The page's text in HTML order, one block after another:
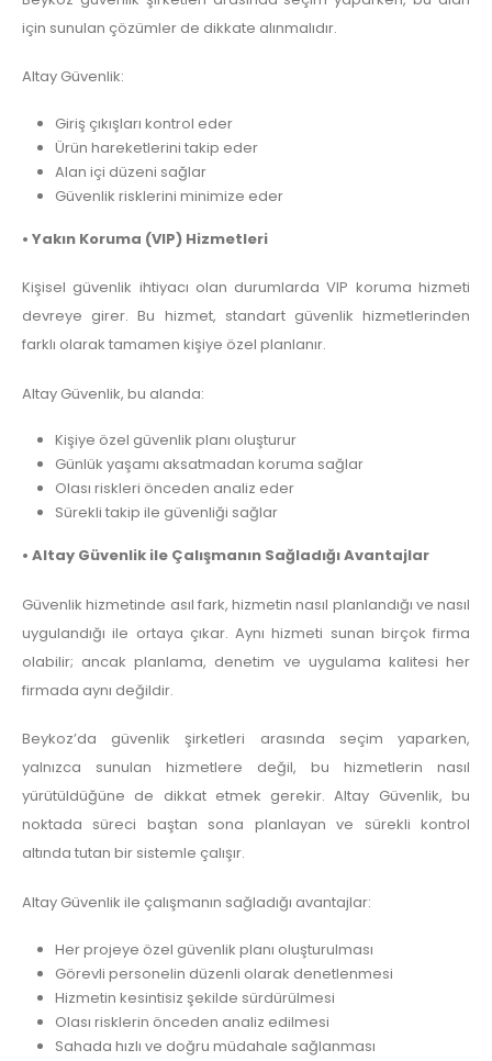
için sunulan çözümler de dikkate alınmalıdır.
Altay Güvenlik:
Giriş çıkışları kontrol eder
Ürün hareketlerini takip eder
Alan içi düzeni sağlar
Güvenlik risklerini minimize eder
• Yakın Koruma (VIP) Hizmetleri
Kişisel güvenlik ihtiyacı olan durumlarda VIP koruma hizmeti
devreye girer. Bu hizmet, standart güvenlik hizmetlerinden
farklı olarak tamamen kişiye özel planlanır.
Altay Güvenlik, bu alanda:
Kişiye özel güvenlik planı oluşturur
Günlük yaşamı aksatmadan koruma sağlar
Olası riskleri önceden analiz eder
Sürekli takip ile güvenliği sağlar
• Altay Güvenlik ile Çalışmanın Sağladığı Avantajlar
Güvenlik hizmetinde asıl fark, hizmetin nasıl planlandığı ve nasıl
uygulandığı ile ortaya çıkar. Aynı hizmeti sunan birçok firma
olabilir; ancak planlama, denetim ve uygulama kalitesi her
firmada aynı değildir.
Beykoz’da güvenlik şirketleri arasında seçim yaparken,
yalnızca sunulan hizmetlere değil, bu hizmetlerin nasıl
yürütüldüğüne de dikkat etmek gerekir. Altay Güvenlik, bu
noktada süreci baştan sona planlayan ve sürekli kontrol
altında tutan bir sistemle çalışır.
Altay Güvenlik ile çalışmanın sağladığı avantajlar:
Her projeye özel güvenlik planı oluşturulması
Görevli personelin düzenli olarak denetlenmesi
Hizmetin kesintisiz şekilde sürdürülmesi
Olası risklerin önceden analiz edilmesi
Sahada hızlı ve doğru müdahale sağlanması